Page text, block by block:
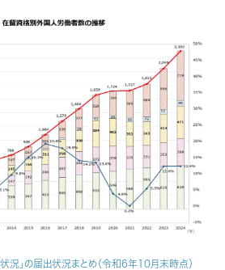
況」の届出状況まとめ（令和6年10月末時点）